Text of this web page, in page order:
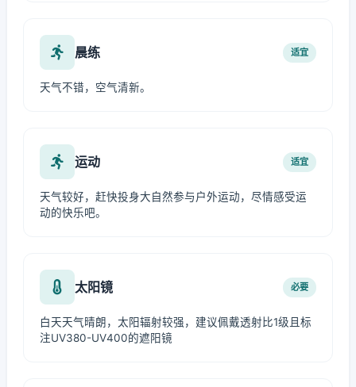
晨练 适宜
天气不错，空气清新。
运动 适宜
天气较好，赶快投身大自然参与户外运动，尽情感受运
动的快乐吧。
太阳镜 必要
白天天气晴朗，太阳辐射较强，建议佩戴透射比1级且标
注UV380-UV400的遮阳镜